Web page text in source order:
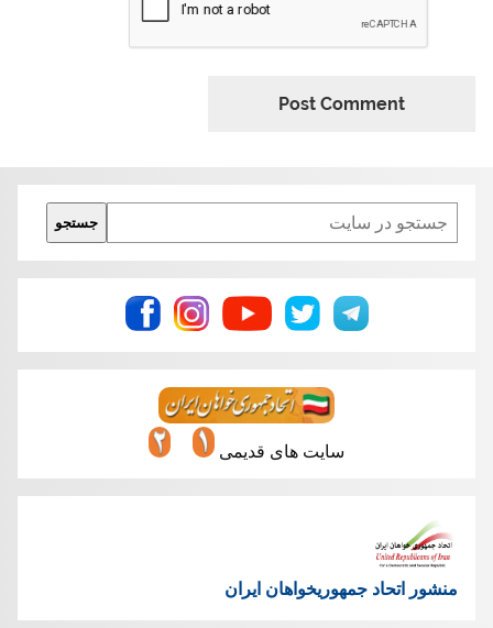
Search
جستجو
سایت های قدیمی
منشور اتحاد جمهوریخواهان ایران